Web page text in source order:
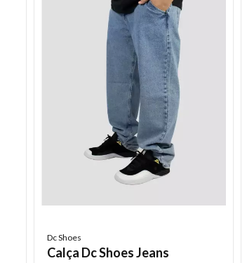
Dc Shoes
Calça Dc Shoes Jeans